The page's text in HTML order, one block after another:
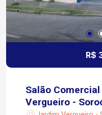
minutos da Avenida
Aproximadamente
Campolim Fácil acesso à Rodovia Raposo
Tavares em cerca
Aproximadamente 5
veículos e pedestres
restaurantes,
e diversos centros
R$
Salão
Vergueiro -